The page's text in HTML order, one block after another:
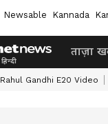
Newsable Kannada
ताज़ा
Rahul Gandhi E20 Video